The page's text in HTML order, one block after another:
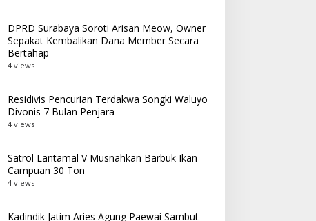
DPRD Surabaya Soroti Arisan Meow, Owner
Sepakat Kembalikan Dana Member Secara
Bertahap
4 views
Residivis Pencurian Terdakwa Songki Waluyo
Divonis 7 Bulan Penjara
4 views
Satrol Lantamal V Musnahkan Barbuk Ikan
Campuan 30 Ton
4 views
Kadindik Jatim Aries Agung Paewai Sambut